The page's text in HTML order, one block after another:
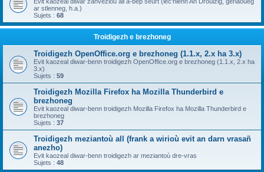
ar stlenneg, h.a.)
Sujets : 68
Troidigezh e brezhoneg
Troidigezh OpenOffice.org e brezhoneg (1.1.x, 2.x ha 3.x)
Evit kaozeal diwar-benn troidigezh OpenOffice.org e brezhoneg (1.1.x, 2.x ha
3.x)
Sujets : 59
Troidigezh Mozilla Firefox ha Mozilla Thunderbird e
brezhoneg
Evit kaozeal diwar-benn troidigezh Mozilla Firefox ha Mozilla Thunderbird e
brezhoneg
Sujets : 37
Troidigezh meziantoù all (frank a wirioù evit an darn vrasañ
anezho)
Evit kaozeal diwar-benn troidigezh ar meziantoù dre-vras
Sujets : 48